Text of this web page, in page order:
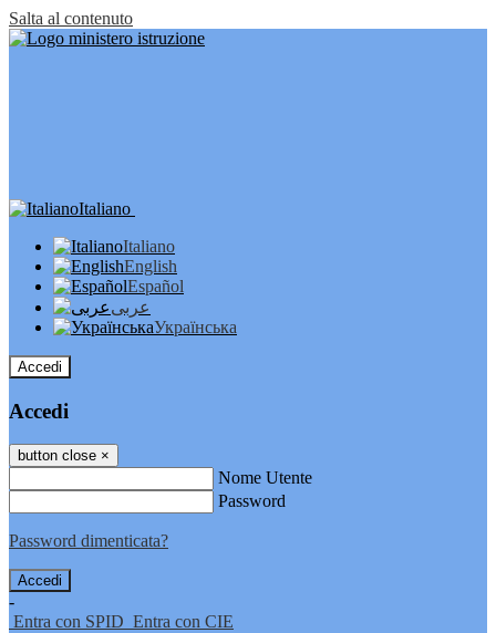
Salta al contenuto
Italiano
Italiano
English
Español
عربى
Українська
Accedi
Accedi
button close ×
Nome Utente
Password
Password dimenticata?
-
Entra con SPID Entra con CIE